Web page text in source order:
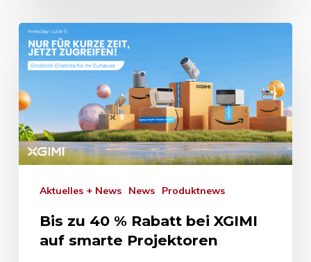
Aktuelles + News News Produktnews
Bis zu 40 % Rabatt bei XGIMI
auf smarte Projektoren